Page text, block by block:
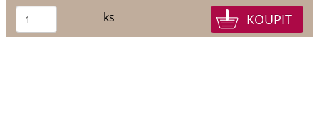
ks